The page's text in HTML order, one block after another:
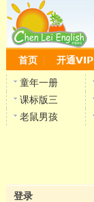
首页 开通VIP
童年一册
课标版三
老鼠男孩
登录